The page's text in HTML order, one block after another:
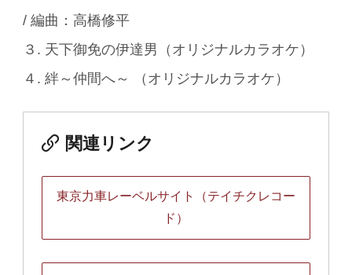
/ 編曲：高橋修平
３. 天下御免の伊達男（オリジナルカラオケ）
４. 絆～仲間へ～ （オリジナルカラオケ）
関連リンク
東京力車レーベルサイト（テイチクレコー
ド）